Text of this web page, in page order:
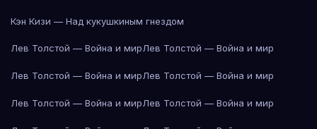
Кэн Кизи — Над кукушкиным гнездом
Лев Толстой — Война и мирЛев Толстой — Война и мир
Лев Толстой — Война и мирЛев Толстой — Война и мир
Лев Толстой — Война и мирЛев Толстой — Война и мир